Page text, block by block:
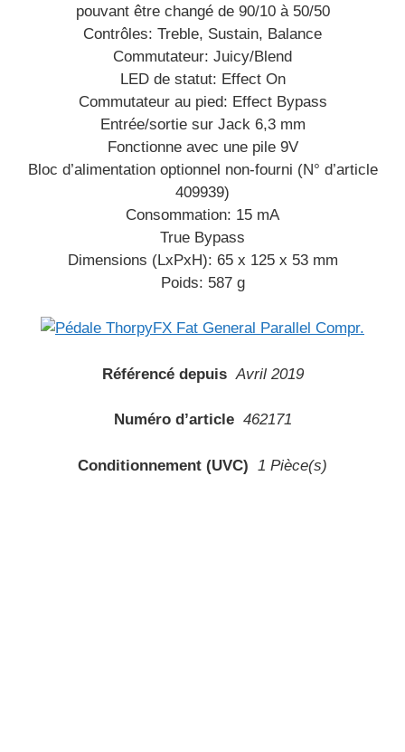
pouvant être changé de 90/10 à 50/50
Contrôles: Treble, Sustain, Balance
Commutateur: Juicy/Blend
LED de statut: Effect On
Commutateur au pied: Effect Bypass
Entrée/sortie sur Jack 6,3 mm
Fonctionne avec une pile 9V
Bloc d’alimentation optionnel non-fourni (N° d’article
409939)
Consommation: 15 mA
True Bypass
Dimensions (LxPxH): 65 x 125 x 53 mm
Poids: 587 g
Référencé depuis Avril 2019
Numéro d’article 462171
Conditionnement (UVC) 1 Pièce(s)